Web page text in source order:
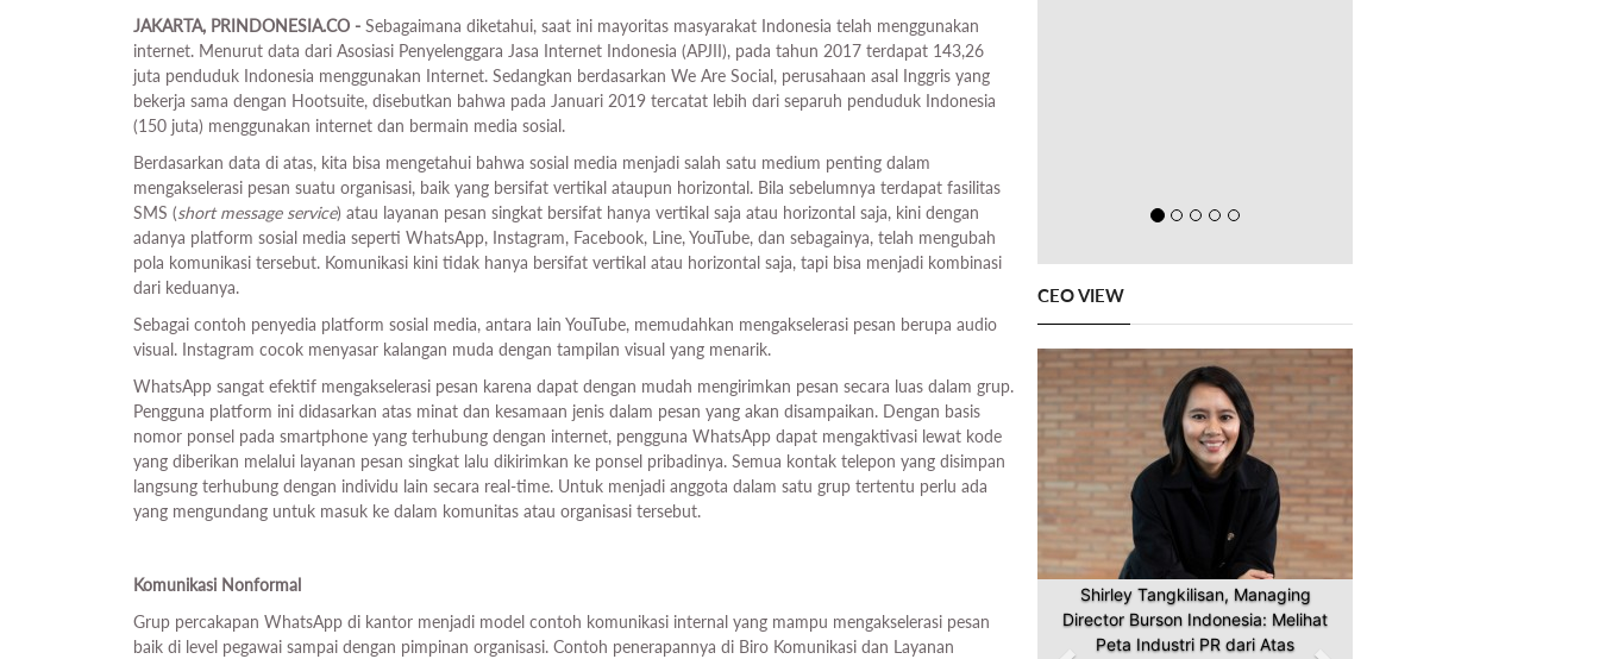
JAKARTA, PRINDONESIA.CO - Sebagaimana diketahui, saat ini mayoritas masyarakat Indonesia telah menggunakan
internet. Menurut data dari Asosiasi Penyelenggara Jasa Internet Indonesia (APJII), pada tahun 2017 terdapat 143,26
juta penduduk Indonesia menggunakan Internet. Sedangkan berdasarkan We Are Social, perusahaan asal Inggris yang
bekerja sama dengan Hootsuite, disebutkan bahwa pada Januari 2019 tercatat lebih dari separuh penduduk Indonesia
(150 juta) menggunakan internet dan bermain media sosial.
Berdasarkan data di atas, kita bisa mengetahui bahwa sosial media menjadi salah satu medium penting dalam
mengakselerasi pesan suatu organisasi, baik yang bersifat vertikal ataupun horizontal. Bila sebelumnya terdapat fasilitas
SMS (short message service) atau layanan pesan singkat bersifat hanya vertikal saja atau horizontal saja, kini dengan
adanya platform sosial media seperti WhatsApp, Instagram, Facebook, Line, YouTube, dan sebagainya, telah mengubah
pola komunikasi tersebut. Komunikasi kini tidak hanya bersifat vertikal atau horizontal saja, tapi bisa menjadi kombinasi
dari keduanya.
Sebagai contoh penyedia platform sosial media, antara lain YouTube, memudahkan mengakselerasi pesan berupa audio
visual. Instagram cocok menyasar kalangan muda dengan tampilan visual yang menarik.
WhatsApp sangat efektif mengakselerasi pesan karena dapat dengan mudah mengirimkan pesan secara luas dalam grup.
Pengguna platform ini didasarkan atas minat dan kesamaan jenis dalam pesan yang akan disampaikan. Dengan basis
nomor ponsel pada smartphone yang terhubung dengan internet, pengguna WhatsApp dapat mengaktivasi lewat kode
yang diberikan melalui layanan pesan singkat lalu dikirimkan ke ponsel pribadinya. Semua kontak telepon yang disimpan
langsung terhubung dengan individu lain secara real-time. Untuk menjadi anggota dalam satu grup tertentu perlu ada
yang mengundang untuk masuk ke dalam komunitas atau organisasi tersebut.
Komunikasi Nonformal
Grup percakapan WhatsApp di kantor menjadi model contoh komunikasi internal yang mampu mengakselerasi pesan
baik di level pegawai sampai dengan pimpinan organisasi. Contoh penerapannya di Biro Komunikasi dan Layanan
CEO VIEW
Shirley Tangkilisan, Managing
Director Burson Indonesia: Melihat
Peta Industri PR dari Atas
Previous Next